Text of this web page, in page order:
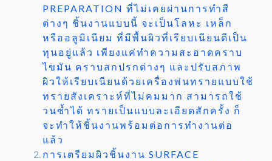
PREPARATION ที่ไม่เคยผ่านการทำสี
ต่างๆ ชิ้นงานแบบนี้ จะเป็นโลหะ เหล็ก
หรืออลูมิเนียม ที่มีพื้นผิวที่เรียบเนียนดีเป็น
ทุนอยู่แล้ว เพียงแค่ทำความสะอาดคราบ
ไขมัน คราบสกปรกต่างๆ และปรับสภาพ
ผิวให้เรียบเนียนด้วยเครื่องพ่นทรายแบบใช้
ทรายสังเคราะห์ที่ไม่คมมาก สามารถใช้
วนซ้ำได้ ทรายเป็นแบบละเอียดสักครั้ง ก็
จะทำให้ชิ้นงานพร้อมต่อการทำงานต่อ
แล้ว
การเตรียมผิวชิ้นงาน SURFACE